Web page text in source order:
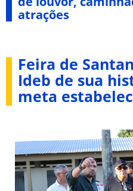
atrações
Feira de
Ideb de sua
meta